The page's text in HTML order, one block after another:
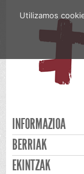
INFORMAZIOA
BERRIAK
EKINTZAK
Utilizamos